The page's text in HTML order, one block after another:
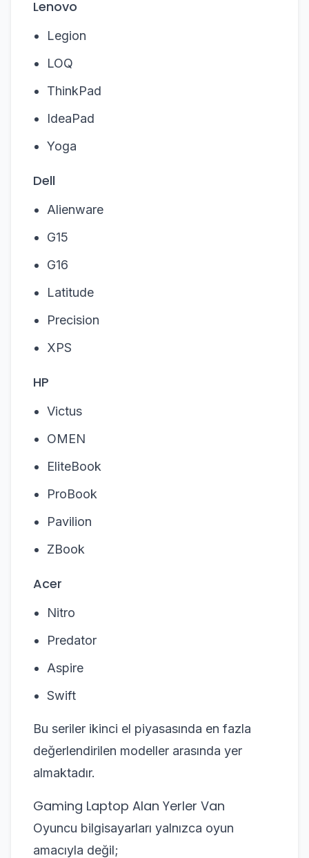
Lenovo
Legion
LOQ
ThinkPad
IdeaPad
Yoga
Dell
Alienware
G15
G16
Latitude
Precision
XPS
HP
Victus
OMEN
EliteBook
ProBook
Pavilion
ZBook
Acer
Nitro
Predator
Aspire
Swift
Bu seriler ikinci el piyasasında en fazla
değerlendirilen modeller arasında yer
almaktadır.
Gaming Laptop Alan Yerler Van
Oyuncu bilgisayarları yalnızca oyun
amacıyla değil;